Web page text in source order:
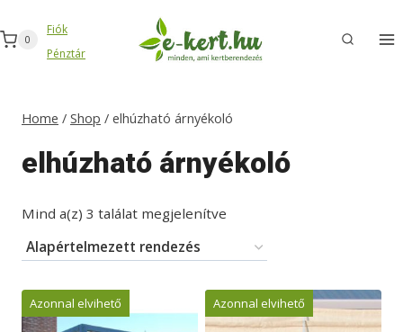
to
content
0
Fiók
Pénztár
Home / Shop / elhúzható árnyékoló
elhúzható árnyékoló
Mind a(z) 3 találat megjelenítve
Azonnal elvihető Azonnal elvihető